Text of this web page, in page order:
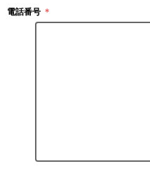
電話番号 ＊